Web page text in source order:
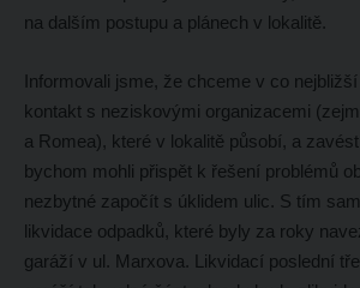
na dalším postupu a plánech v lokalitě.
Informovali jsme, že chceme v co
kontakt s neziskovými organizacemi
a Romea), které v lokalitě působí, a
bychom mohli přispět k řešení problémů
nezbytné započít s úklidem ulic. S tím
likvidace odpadků, které byly za roky
garáží v ul. Marxova. Likvidací poslední